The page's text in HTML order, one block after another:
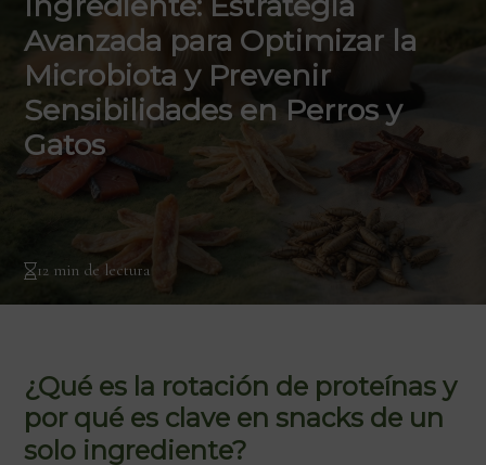
Avanzada para Optimizar la
Microbiota y Prevenir
Sensibilidades en Perros y
Gatos
12 min de lectura
¿Qué es la rotación de proteínas y
por qué es clave en snacks de un
solo ingrediente?